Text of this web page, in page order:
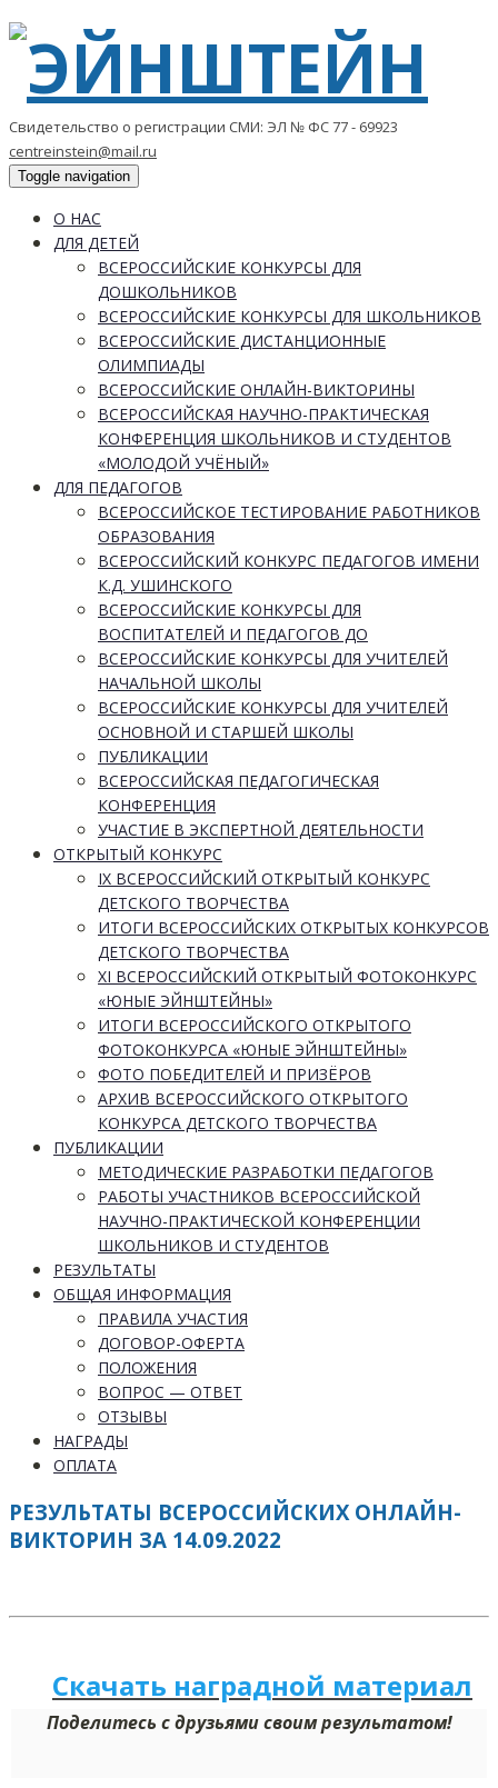
Свидетельство о регистрации СМИ: ЭЛ № ФС 77 - 69923
centreinstein@mail.ru
Toggle navigation
О НАС
ДЛЯ ДЕТЕЙ
ВСЕРОССИЙСКИЕ КОНКУРСЫ ДЛЯ
ДОШКОЛЬНИКОВ
ВСЕРОССИЙСКИЕ КОНКУРСЫ ДЛЯ ШКОЛЬНИКОВ
ВСЕРОССИЙСКИЕ ДИСТАНЦИОННЫЕ
ОЛИМПИАДЫ
ВСЕРОССИЙСКИЕ ОНЛАЙН-ВИКТОРИНЫ
ВСЕРОССИЙСКАЯ НАУЧНО-ПРАКТИЧЕСКАЯ
КОНФЕРЕНЦИЯ ШКОЛЬНИКОВ И СТУДЕНТОВ
«МОЛОДОЙ УЧЁНЫЙ»
ДЛЯ ПЕДАГОГОВ
ВСЕРОССИЙСКОЕ ТЕСТИРОВАНИЕ РАБОТНИКОВ
ОБРАЗОВАНИЯ
ВСЕРОССИЙСКИЙ КОНКУРС ПЕДАГОГОВ ИМЕНИ
К.Д. УШИНСКОГО
ВСЕРОССИЙСКИЕ КОНКУРСЫ ДЛЯ
ВОСПИТАТЕЛЕЙ И ПЕДАГОГОВ ДО
ВСЕРОССИЙСКИЕ КОНКУРСЫ ДЛЯ УЧИТЕЛЕЙ
НАЧАЛЬНОЙ ШКОЛЫ
ВСЕРОССИЙСКИЕ КОНКУРСЫ ДЛЯ УЧИТЕЛЕЙ
ОСНОВНОЙ И СТАРШЕЙ ШКОЛЫ
ПУБЛИКАЦИИ
ВСЕРОССИЙСКАЯ ПЕДАГОГИЧЕСКАЯ
КОНФЕРЕНЦИЯ
УЧАСТИЕ В ЭКСПЕРТНОЙ ДЕЯТЕЛЬНОСТИ
ОТКРЫТЫЙ КОНКУРС
IX ВСЕРОССИЙСКИЙ ОТКРЫТЫЙ КОНКУРС
ДЕТСКОГО ТВОРЧЕСТВА
ИТОГИ ВСЕРОССИЙСКИХ ОТКРЫТЫХ КОНКУРСОВ
ДЕТСКОГО ТВОРЧЕСТВА
XI ВСЕРОССИЙСКИЙ ОТКРЫТЫЙ ФОТОКОНКУРС
«ЮНЫЕ ЭЙНШТЕЙНЫ»
ИТОГИ ВСЕРОССИЙСКОГО ОТКРЫТОГО
ФОТОКОНКУРСА «ЮНЫЕ ЭЙНШТЕЙНЫ»
ФОТО ПОБЕДИТЕЛЕЙ И ПРИЗЁРОВ
АРХИВ ВСЕРОССИЙСКОГО ОТКРЫТОГО
КОНКУРСА ДЕТСКОГО ТВОРЧЕСТВА
ПУБЛИКАЦИИ
МЕТОДИЧЕСКИЕ РАЗРАБОТКИ ПЕДАГОГОВ
РАБОТЫ УЧАСТНИКОВ ВСЕРОССИЙСКОЙ
НАУЧНО-ПРАКТИЧЕСКОЙ КОНФЕРЕНЦИИ
ШКОЛЬНИКОВ И СТУДЕНТОВ
РЕЗУЛЬТАТЫ
ОБЩАЯ ИНФОРМАЦИЯ
ПРАВИЛА УЧАСТИЯ
ДОГОВОР-ОФЕРТА
ПОЛОЖЕНИЯ
ВОПРОС — ОТВЕТ
ОТЗЫВЫ
НАГРАДЫ
ОПЛАТА
РЕЗУЛЬТАТЫ ВСЕРОССИЙСКИХ ОНЛАЙН-
ВИКТОРИН ЗА 14.09.2022
Скачать наградной материал
Поделитесь с друзьями своим результатом!